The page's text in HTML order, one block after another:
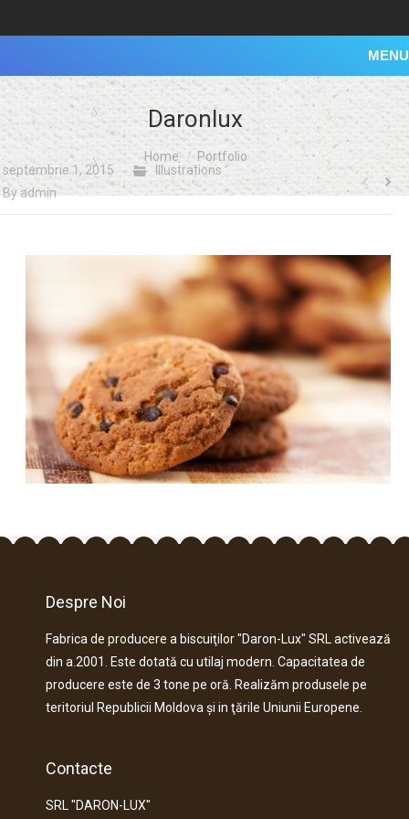
MENU
Daronlux
You are here: Home
Portfolio
septembrie 1, 2015
Illustrations
By admin
Despre Noi
Fabrica de producere a biscuiţilor "Daron-Lux" SRL activează
din a.2001. Este dotată cu utilaj modern. Capacitatea de
producere este de 3 tone pe oră. Realizăm produsele pe
teritoriul Republicii Moldova şi in ţările Uniunii Europene.
Contacte
SRL "DARON-LUX"